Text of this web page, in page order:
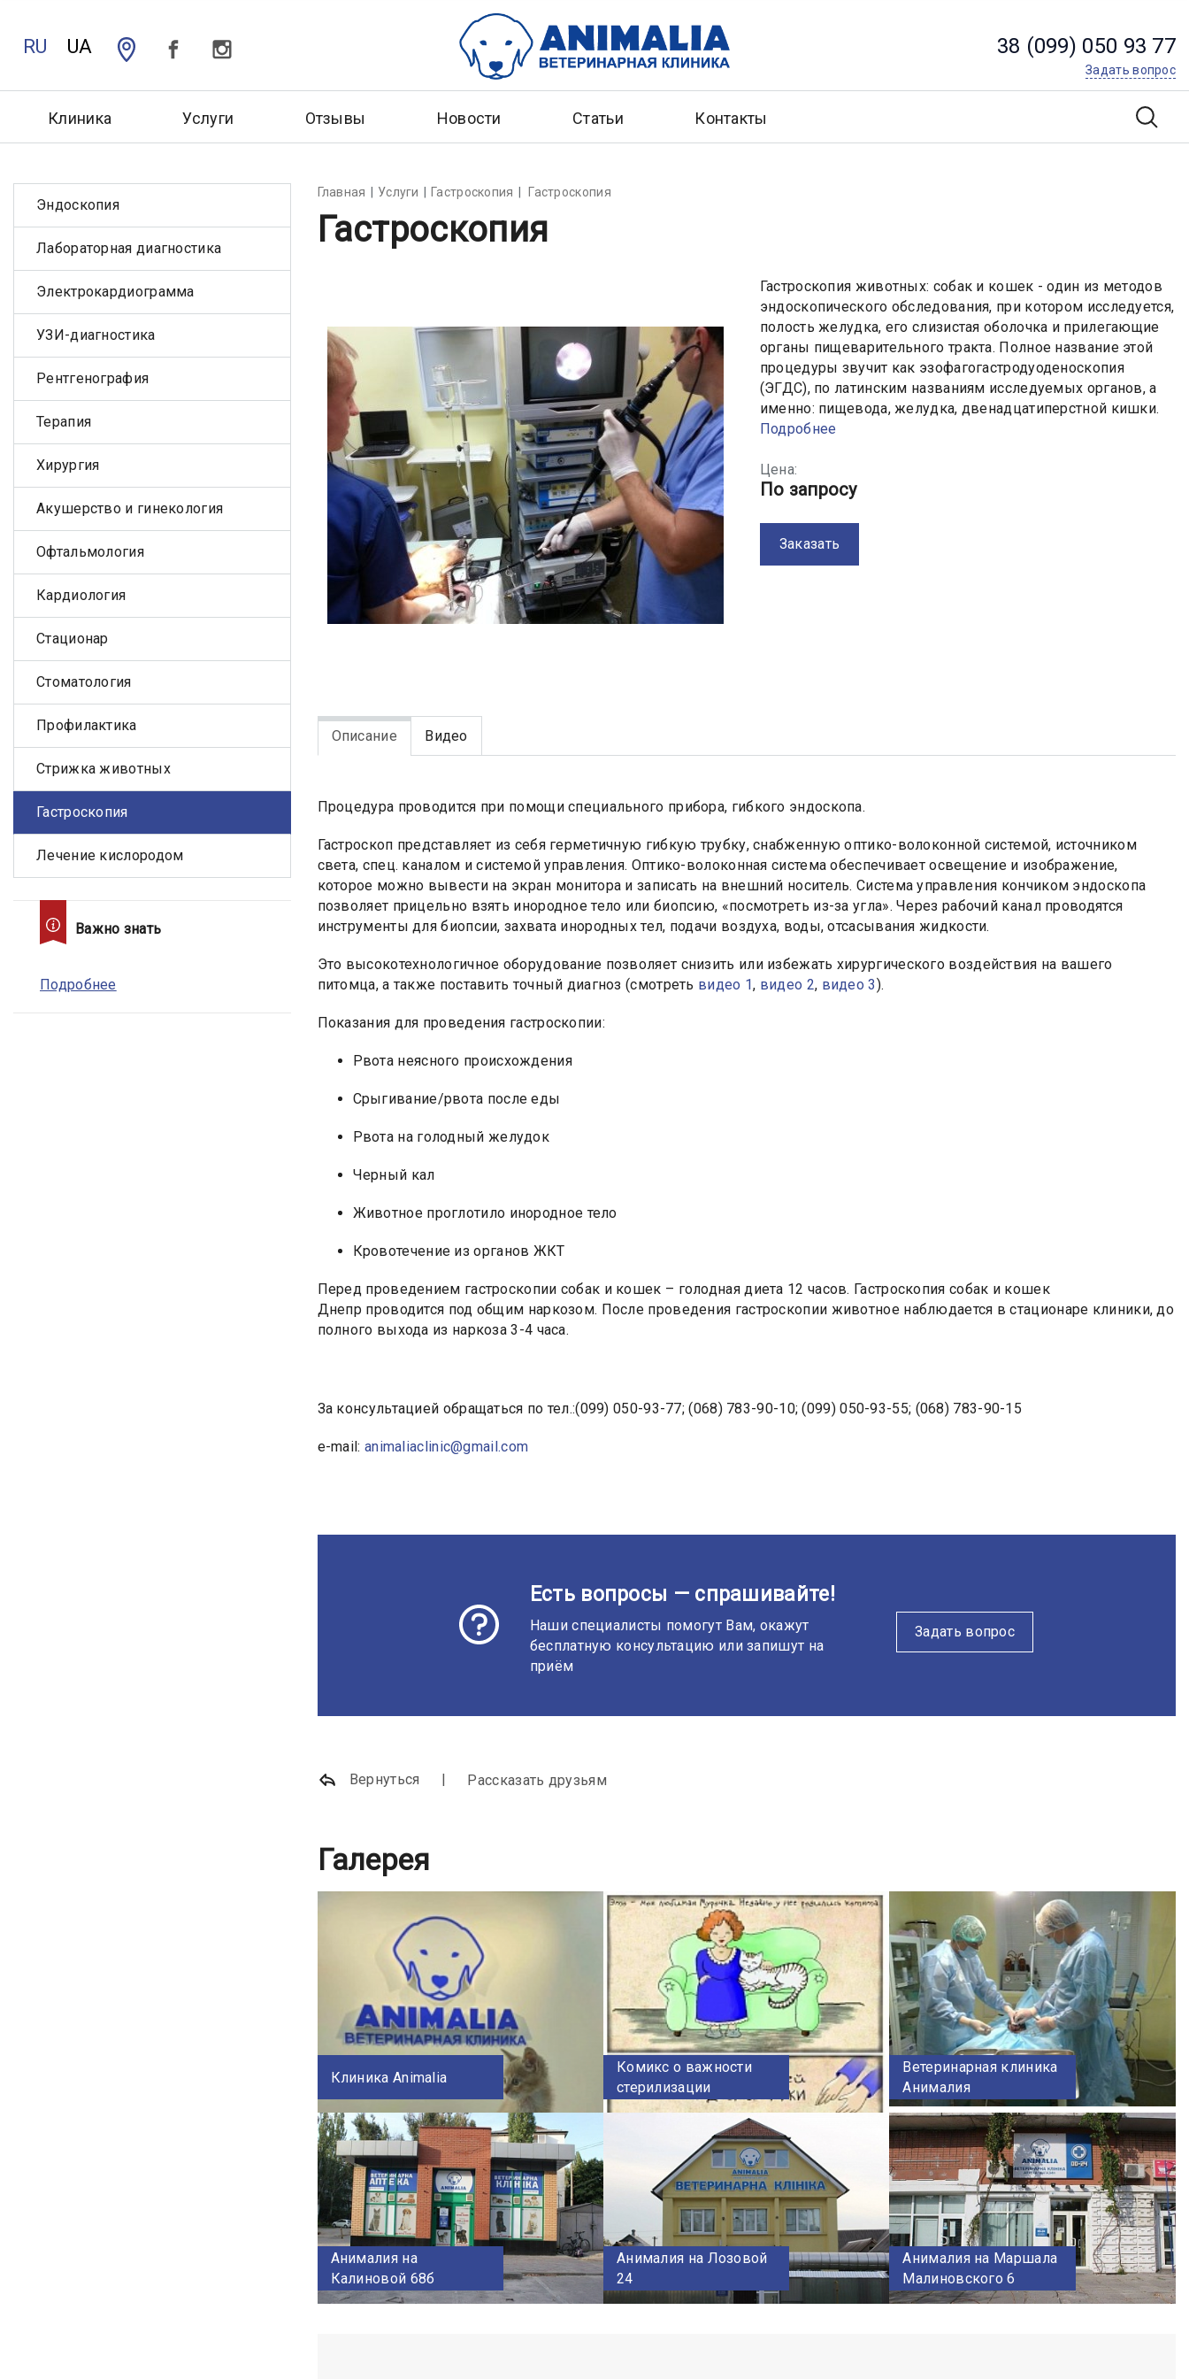
RU UA 38 (099) 050 93 77
Задать вопрос
Клиника Услуги Отзывы Новости Статьи Контакты
Главная Услуги Гастроскопия Гастроскопия
Гастроскопия
Гастроскопия животных: собак и кошек - один из методов
эндоскопического обследования, при котором исследуется,
полость желудка, его слизистая оболочка и прилегающие
органы пищеварительного тракта. Полное название этой
процедуры звучит как эзофагогастродуоденоскопия
(ЭГДС), по латинским названиям исследуемых органов, а
именно: пищевода, желудка, двенадцатиперстной кишки.
Подробнее
Цена:
По запросу
Заказать
Описание Видео
Процедура проводится при помощи специального прибора, гибкого эндоскопа.
Гастроскоп представляет из себя герметичную гибкую трубку, снабженную оптико-волоконной системой, источником
света, спец. каналом и системой управления. Оптико-волоконная система обеспечивает освещение и изображение,
которое можно вывести на экран монитора и записать на внешний носитель. Система управления кончиком эндоскопа
позволяет прицельно взять инородное тело или биопсию, «посмотреть из-за угла». Через рабочий канал проводятся
инструменты для биопсии, захвата инородных тел, подачи воздуха, воды, отсасывания жидкости.
Это высокотехнологичное оборудование позволяет снизить или избежать хирургического воздействия на вашего
питомца, а также поставить точный диагноз (смотреть видео 1, видео 2, видео 3).
Показания для проведения гастроскопии:
Рвота неясного происхождения
Срыгивание/рвота после еды
Рвота на голодный желудок
Черный кал
Животное проглотило инородное тело
Кровотечение из органов ЖКТ
Перед проведением гастроскопии собак и кошек – голодная диета 12 часов. Гастроскопия собак и кошек
Днепр проводится под общим наркозом. После проведения гастроскопии животное наблюдается в стационаре клиники, до
полного выхода из наркоза 3-4 часа.
За консультацией обращаться по тел.:(099) 050-93-77; (068) 783-90-10; (099) 050-93-55; (068) 783-90-15
e-mail: animaliaclinic@gmail.com
Есть вопросы — спрашивайте!
Наши специалисты помогут Вам, окажут
бесплатную консультацию или запишут на
приём
Задать вопрос
Вернуться Рассказать друзьям
Галерея
Клиника Animalia
Комикс о важности
стерилизации
Ветеринарная клиника
Анималия
Анималия на
Калиновой 68б
Анималия на Лозовой
24
Анималия на Маршала
Малиновского 6
Эндоскопия
Лабораторная диагностика
Электрокардиограмма
УЗИ-диагностика
Рентгенография
Терапия
Хирургия
Акушерство и гинекология
Офтальмология
Кардиология
Стационар
Стоматология
Профилактика
Стрижка животных
Гастроскопия
Лечение кислородом
Важно знать
Подробнее